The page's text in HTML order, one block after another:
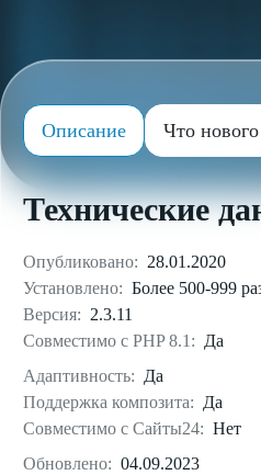
Описание Что нового
Технические
Опубликовано: 28.01.2020
Установлено: Более 500-999
Версия: 2.3.11
Совместимо с PHP 8.1: Да
Адаптивность: Да
Поддержка композита: Да
Совместимо с Сайты24: Нет
Обновлено: 04.09.2023